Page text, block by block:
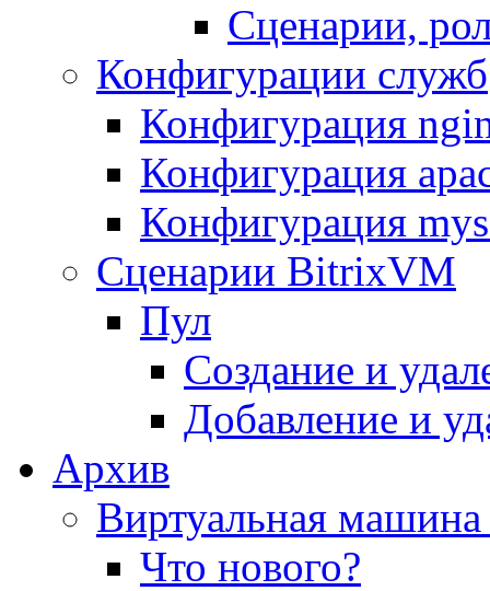
Сценарии,
Конфигурации служб
Конфигурация
Конфигурация
Конфигурация
Сценарии BitrixVM
Пул
Создание и
Добавление и
Архив
Виртуальная
Что нового?